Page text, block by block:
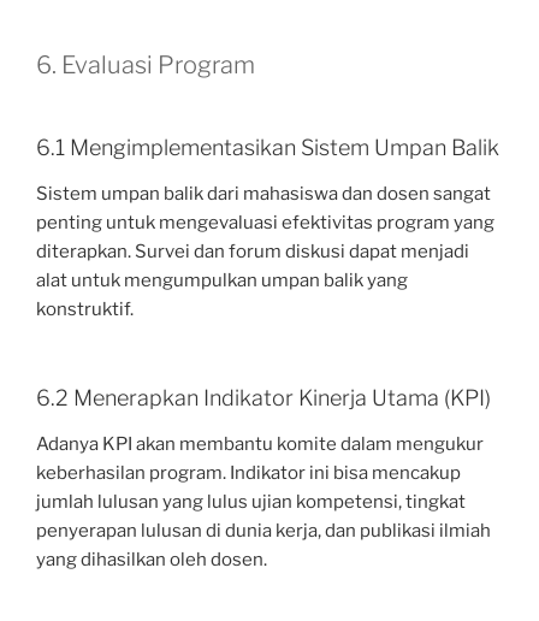
6. Evaluasi Program
6.1 Mengimplementasikan Sistem Umpan Balik
Sistem umpan balik dari mahasiswa dan dosen sangat
penting untuk mengevaluasi efektivitas program yang
diterapkan. Survei dan forum diskusi dapat menjadi
alat untuk mengumpulkan umpan balik yang
konstruktif.
6.2 Menerapkan Indikator Kinerja Utama (KPI)
Adanya KPI akan membantu komite dalam mengukur
keberhasilan program. Indikator ini bisa mencakup
jumlah lulusan yang lulus ujian kompetensi, tingkat
penyerapan lulusan di dunia kerja, dan publikasi ilmiah
yang dihasilkan oleh dosen.